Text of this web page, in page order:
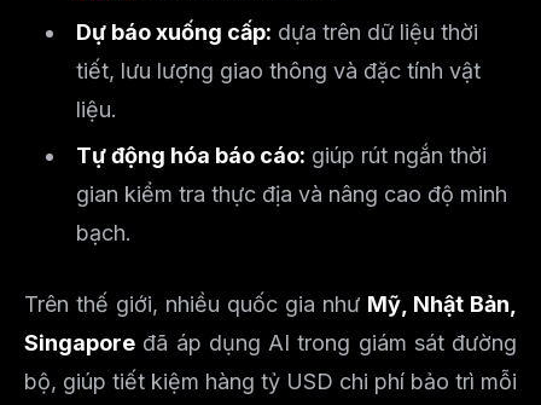
Dự báo xuống cấp: dựa trên dữ liệu thời
tiết, lưu lượng giao thông và đặc tính vật
liệu.
Tự động hóa báo cáo: giúp rút ngắn thời
gian kiểm tra thực địa và nâng cao độ minh
bạch.
Trên thế giới, nhiều quốc gia như Mỹ, Nhật Bản,
Singapore đã áp dụng AI trong giám sát đường
bộ, giúp tiết kiệm hàng tỷ USD chi phí bảo trì mỗi